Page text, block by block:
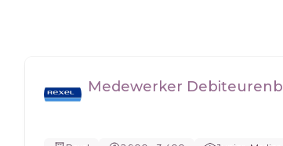
Medewerker